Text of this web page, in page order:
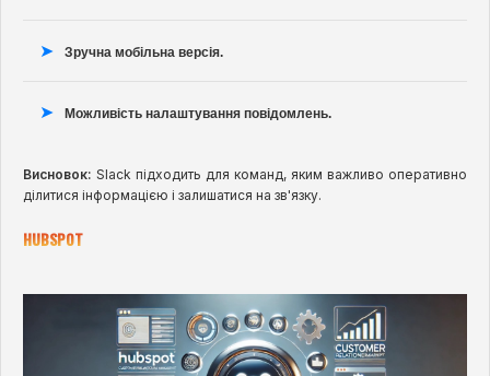
Зручна мобільна версія.
Можливість налаштування повідомлень.
Висновок: Slack підходить для команд, яким важливо оперативно
ділитися інформацією і залишатися на зв'язку.
HUBSPOT